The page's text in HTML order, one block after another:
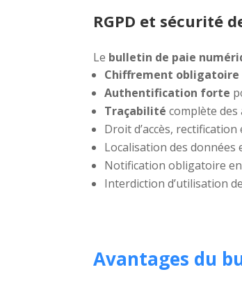
RGPD et sécurité
Le bulletin de paie
Chiffrement obligatoire
Authentification forte
Traçabilité complète des
Droit d’accès,
Localisation des données
Notification obligatoire
Interdiction d’utilisation
Avantages du